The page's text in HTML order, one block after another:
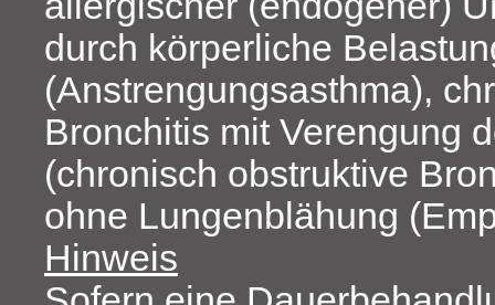
durch körperliche
(Anstrengungsasthma),
Bronchitis mit Verengung
(chronisch obstruktive
ohne Lungenblähung
Hinweis